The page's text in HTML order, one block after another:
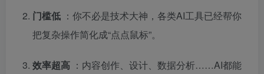
门槛低 ：你不必是技术大神，各类AI工具已经帮你
把复杂操作简化成“点点鼠标”。
效率超高 ：内容创作、设计、数据分析……AI都能